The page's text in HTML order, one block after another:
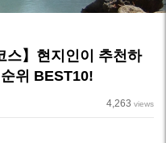
스】현지인이 추천하
위 BEST10!
4,263 views